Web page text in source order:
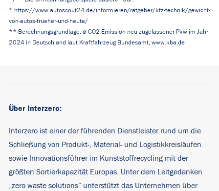
* https://www.autoscout24.de/informieren/ratgeber/kfz-technik/gewicht-
von-autos-frueher-und-heute/
** Berechnungsgrundlage: ⌀ CO2-Emission neu zugelassener Pkw im Jahr
2024 in Deutschland laut Kraftfahrzeug Bundesamt, www.kba.de
Über Interzero:
Interzero ist einer der führenden Dienstleister rund um die
Schließung von Produkt-, Material- und Logistikkreisläufen
sowie Innovationsführer im Kunststoffrecycling mit der
größten Sortierkapazität Europas. Unter dem Leitgedanken
„zero waste solutions“ unterstützt das Unternehmen über